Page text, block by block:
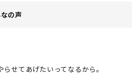
の声
せてあげたいってなるから。